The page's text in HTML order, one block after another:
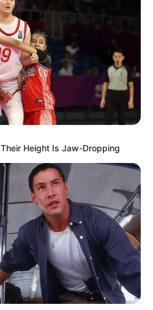
polgármestere (Fidesz-
azt írta, hogy “rég nem
kell megküzdenie” a
pedig
Height Is Jaw-Dropping